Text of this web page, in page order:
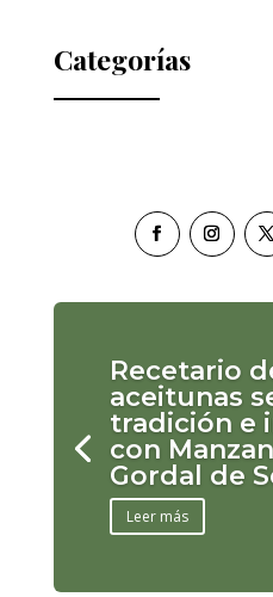
Categorías
Recetario
aceitunas
tradición e
con
Gordal de
Leer más